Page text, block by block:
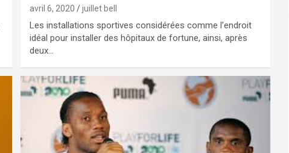
avril 6, 2020 juillet bell
Les installations sportives considérées comme l’endroit
idéal pour installer des hôpitaux de fortune, ainsi, après
deux…